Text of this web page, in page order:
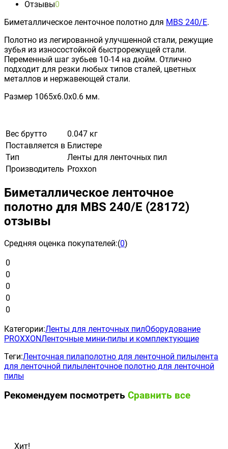
Отзывы0
Биметаллическое ленточное полотно для MBS 240/E.
Полотно из легированной улучшенной стали, режущие
зубья из износостойкой быстрорежущей стали.
Переменный шаг зубьев 10-14 на дюйм. Отлично
подходит для резки любых типов сталей, цветных
металлов и нержавеющей стали.
Размер 1065х6.0х0.6 мм.
Вес брутто
0.047 кг
Поставляется в Блистере
Тип
Ленты для ленточных пил
Производитель Proxxon
Биметаллическое ленточное
полотно для MBS 240/E (28172)
отзывы
Средняя оценка покупателей:(0)
0
0
0
0
0
Категории:Ленты для ленточных пилОборудование
PROXXONЛенточные мини-пилы и комплектующие
Теги:Ленточная пилаполотно для ленточной пилылента
для ленточной пилыленточное полотно для ленточной
пилы
Рекомендуем посмотреть Сравнить все
Хит!